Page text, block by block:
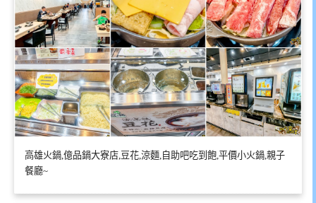
高雄火鍋,億品鍋大寮店,豆花,涼麵,自助吧吃到飽,平價小火鍋,親子
餐廳~